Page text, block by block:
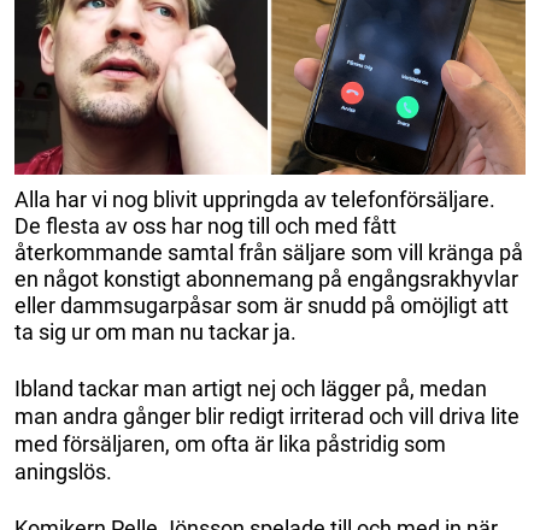
Alla har vi nog blivit uppringda av telefonförsäljare.
De flesta av oss har nog till och med fått
återkommande samtal från säljare som vill kränga på
en något konstigt abonnemang på engångsrakhyvlar
eller dammsugarpåsar som är snudd på omöjligt att
ta sig ur om man nu tackar ja.
Ibland tackar man artigt nej och lägger på, medan
man andra gånger blir redigt irriterad och vill driva lite
med försäljaren, om ofta är lika påstridig som
aningslös.